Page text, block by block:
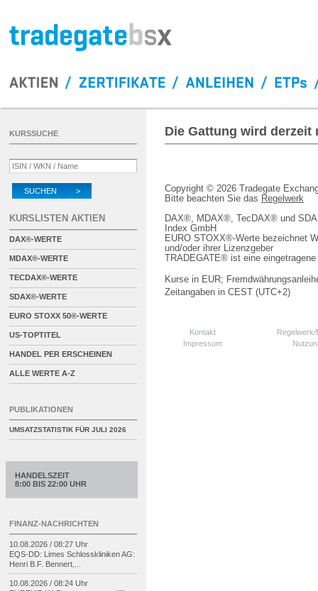
Die Gattung wird derzeit
Copyright © 2026 Tradegate
Bitte beachten Sie das Regelwerk
DAX®, MDAX®, TecDAX® und
Index GmbH
EURO STOXX®-Werte bezeichnet
und/oder ihrer Lizenzgeber
TRADEGATE® ist eine
Kurse in EUR;
Zeitangaben in CEST (UTC+2)
Kontakt
Impressum
KURSSUCHE
SUCHEN >
KURSLISTEN AKTIEN
DAX®-WERTE
MDAX®-WERTE
TECDAX®-WERTE
SDAX®-WERTE
EURO STOXX 50®-WERTE
US-TOPTITEL
HANDEL PER ERSCHEINEN
ALLE WERTE A-Z
PUBLIKATIONEN
UMSATZSTATISTIK FÜR JULI 2026
HANDELSZEIT
8:00 BIS 22:00 UHR
FINANZ-NACHRICHTEN
10.08.2026 / 08:27 Uhr
EQS-DD: Limes Schlosskliniken AG:
Henri B.F. Bennert,...
10.08.2026 / 08:24 Uhr